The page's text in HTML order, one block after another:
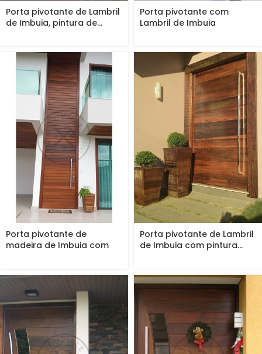
Porta pivotante de Lambril
de Imbuia, pintura de...
Porta pivotante com
Lambril de Imbuia
Porta pivotante de
madeira de Imbuia com
Porta pivotante de Lambril
de Imbuia com pintura...